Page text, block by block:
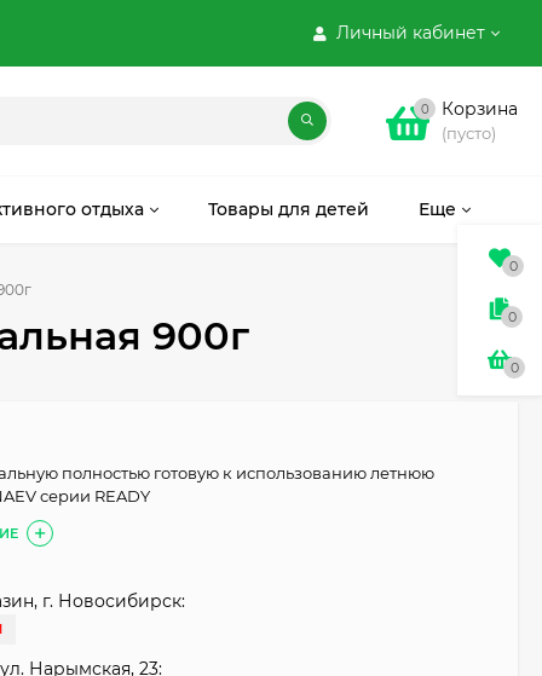
Личный кабинет
0 Корзина
(пусто)
отдыха Товары для детей Еще
900г
полностью готовую к использованию летнюю
серии READY
г. Новосибирск:
Нарымская, 23:
0
0
0